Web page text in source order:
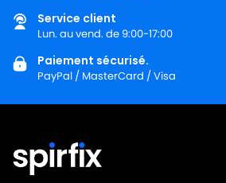
Service client
Lun. au vend. de 9:00-17:00
Paiement sécurisé.
PayPal / MasterCard / Visa